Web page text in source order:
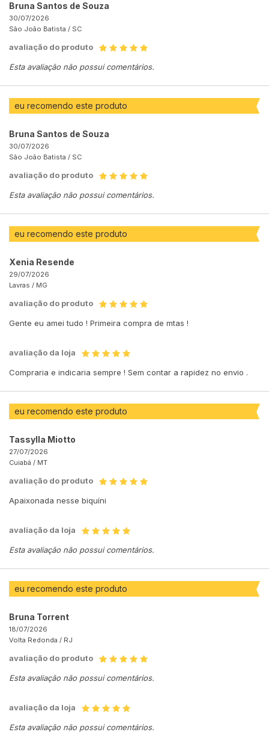
Bruna Santos de Souza
30/07/2026
São João Batista / SC
avaliação do produto
Esta avaliação não possui comentários.
eu recomendo este produto
Bruna Santos de Souza
30/07/2026
São João Batista / SC
avaliação do produto
Esta avaliação não possui comentários.
eu recomendo este produto
Xenia Resende
29/07/2026
Lavras / MG
avaliação do produto
Gente eu amei tudo ! Primeira compra de mtas !
avaliação da loja
Compraria e indicaria sempre ! Sem contar a rapidez no envio .
eu recomendo este produto
Tassylla Miotto
27/07/2026
Cuiabá / MT
avaliação do produto
Apaixonada nesse biquíni
avaliação da loja
Esta avaliação não possui comentários.
eu recomendo este produto
Bruna Torrent
18/07/2026
Volta Redonda / RJ
avaliação do produto
Esta avaliação não possui comentários.
avaliação da loja
Esta avaliação não possui comentários.